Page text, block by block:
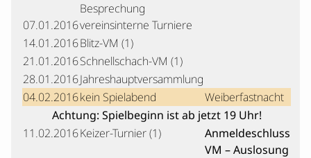
07.01.2016
Besprechung
vereinsinterne Turniere
14.01.2016Blitz-VM (1)
21.01.2016Schnellschach-VM (1)
28.01.2016Jahreshauptversammlung
04.02.2016kein Spielabend
Weiberfastnacht
Achtung: Spielbeginn ist ab jetzt 19 Uhr!
11.02.2016Keizer-Turnier (1)
Anmeldeschluss
VM – Auslosung